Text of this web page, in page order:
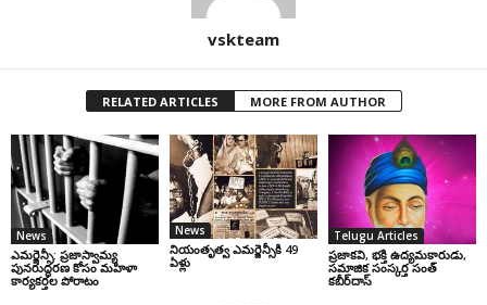
vskteam
RELATED ARTICLES MORE FROM AUTHOR
News
ఎమర్జెన్సీ: ప్రజాస్వామ్య
పునరుద్ధరణ కోసం మహిళా
కార్యకర్తల పోరాటం
News
నియంతృత్వ ఎమర్జెన్సీకి 49
ఏళ్లు
Telugu Articles
ప్రజాకవి, భక్తి ఉద్యమకారుడు,
సమాజిక సంస్కర్త సంత్‌
కబీర్‌దాస్‌